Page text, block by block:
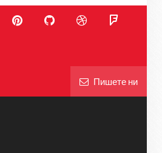
Пишете ни